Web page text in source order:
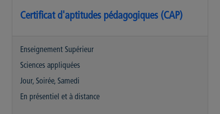
Certificat d'aptitudes pédagogiques (CAP)
Enseignement Supérieur
Sciences appliquées
Jour, Soirée, Samedi
En présentiel et à distance